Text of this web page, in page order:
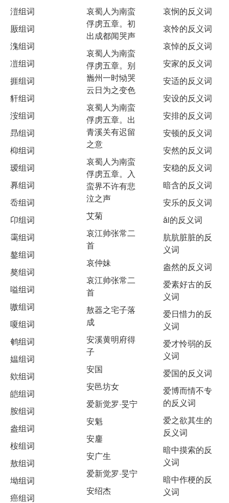
溰组词
厫组词
溾组词
凒组词
捱组词
豻组词
洝组词
昻组词
枊组词
瑷组词
奡组词
岙组词
卬组词
霭组词
鏊组词
獒组词
嗌组词
嗷组词
嗄组词
鹌组词
媪组词
欸组词
皑组词
胺组词
盎组词
桉组词
敖组词
坳组词
癌组词
哀蜀人为南蛮
俘虏五章。初
出成都闻哭声
哀蜀人为南蛮
俘虏五章。别
巂州一时恸哭
云日为之变色
哀蜀人为南蛮
俘虏五章。出
青溪关有迟留
之意
哀蜀人为南蛮
俘虏五章。入
蛮界不许有悲
泣之声
艾菊
哀江帅张常二
首
哀仲妹
哀江帅张常二
首
敖器之宅子落
成
安溪黄明府得
子
安国
安邑坊女
爱新觉罗·旻宁
安魁
安鏖
安广生
爱新觉罗·旻宁
安绍杰
哀悯的反义词
哀怜的反义词
哀悼的反义词
安家的反义词
安适的反义词
安设的反义词
安排的反义词
安顿的反义词
安然的反义词
安稳的反义词
暗含的反义词
安乐的反义词
ǎi的反义词
肮肮脏脏的反
义词
盎然的反义词
爱素好古的反
义词
爱日惜力的反
义词
爱才怜弱的反
义词
爱国的反义词
爱博而情不专
的反义词
爱之欲其生的
反义词
暗中摸索的反
义词
暗中作梗的反
义词